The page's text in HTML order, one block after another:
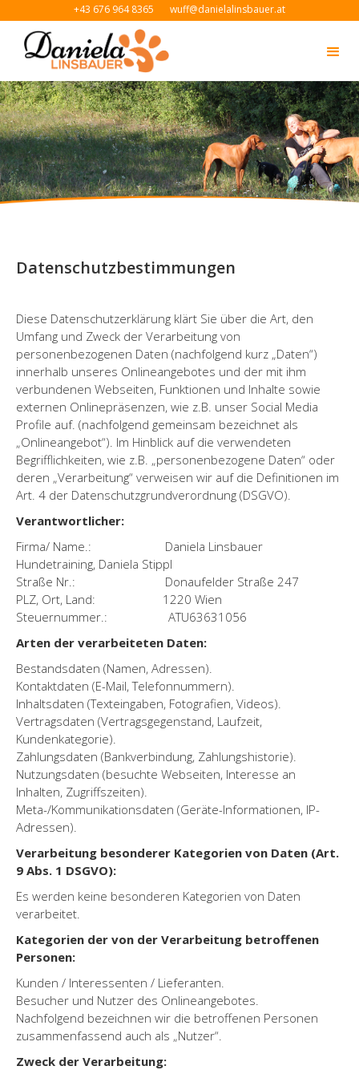
+43 676 964 8365 wuff@danielalinsbauer.at
Datenschutzbestimmungen
Diese Datenschutzerklärung klärt Sie über die Art, den
Umfang und Zweck der Verarbeitung von
personenbezogenen Daten (nachfolgend kurz „Daten“)
innerhalb unseres Onlineangebotes und der mit ihm
verbundenen Webseiten, Funktionen und Inhalte sowie
externen Onlinepräsenzen, wie z.B. unser Social Media
Profile auf. (nachfolgend gemeinsam bezeichnet als
„Onlineangebot“). Im Hinblick auf die verwendeten
Begrifflichkeiten, wie z.B. „personenbezogene Daten“ oder
deren „Verarbeitung“ verweisen wir auf die Definitionen im
Art. 4 der Datenschutzgrundverordnung (DSGVO).
Verantwortlicher:
Firma/ Name.: Daniela Linsbauer
Hundetraining, Daniela Stippl
Straße Nr.: Donaufelder Straße 247
PLZ, Ort, Land: 1220 Wien
Steuernummer.: ATU63631056
Arten der verarbeiteten Daten:
Bestandsdaten (Namen, Adressen).
Kontaktdaten (E-Mail, Telefonnummern).
Inhaltsdaten (Texteingaben, Fotografien, Videos).
Vertragsdaten (Vertragsgegenstand, Laufzeit,
Kundenkategorie).
Zahlungsdaten (Bankverbindung, Zahlungshistorie).
Nutzungsdaten (besuchte Webseiten, Interesse an
Inhalten, Zugriffszeiten).
Meta-/Kommunikationsdaten (Geräte-Informationen, IP-
Adressen).
Verarbeitung besonderer Kategorien von Daten (Art.
9 Abs. 1 DSGVO):
Es werden keine besonderen Kategorien von Daten
verarbeitet.
Kategorien der von der Verarbeitung betroffenen
Personen:
Kunden / Interessenten / Lieferanten.
Besucher und Nutzer des Onlineangebotes.
Nachfolgend bezeichnen wir die betroffenen Personen
zusammenfassend auch als „Nutzer“.
Zweck der Verarbeitung: